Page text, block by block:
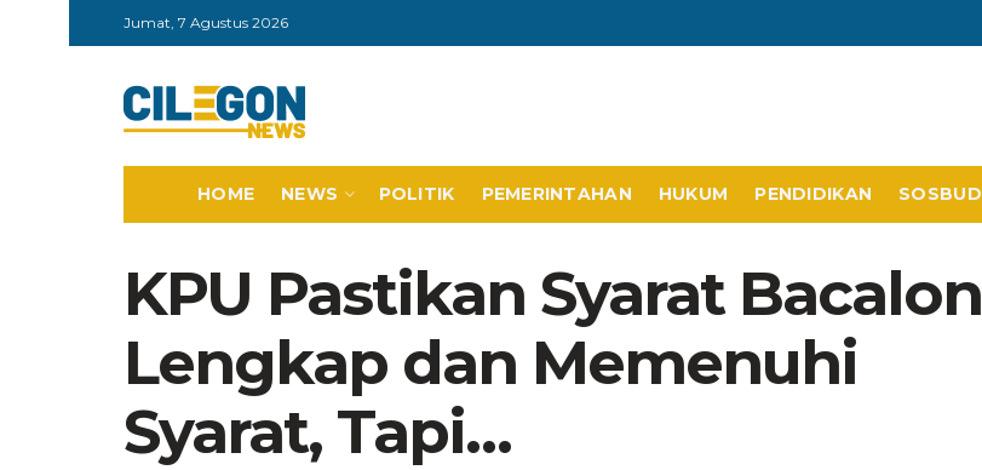
Jumat, 7 Agustus 2026
HOME NEWS POLITIK PEMERINTAHAN HUKUM PENDIDIKAN SOSBUD
KPU Pastikan Syarat Bacalon
Lengkap dan Memenuhi
Syarat, Tapi…